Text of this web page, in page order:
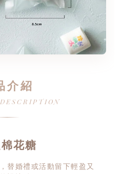
介紹
花糖
替婚禮或活動留下輕盈又